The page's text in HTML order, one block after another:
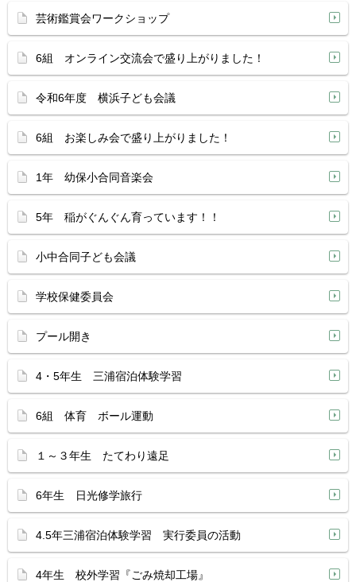
芸術鑑賞会ワークショップ
6組 オンライン交流会で盛り上がりました！
令和6年度 横浜子ども会議
6組 お楽しみ会で盛り上がりました！
1年 幼保小合同音楽会
5年 稲がぐんぐん育っています！！
小中合同子ども会議
学校保健委員会
プール開き
4・5年生 三浦宿泊体験学習
6組 体育 ボール運動
１～３年生 たてわり遠足
6年生 日光修学旅行
4.5年三浦宿泊体験学習 実行委員の活動
4年生 校外学習『ごみ焼却工場』